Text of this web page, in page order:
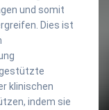
und somit
Dies ist
gestützte
klinischen
indem sie